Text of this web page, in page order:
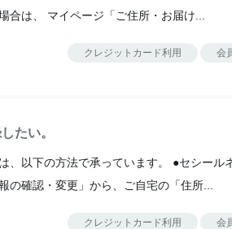
合は、 マイページ「ご住所・お届け...
クレジットカード利用 会
たい。
、以下の方法で承っています。 ●セシール
の確認・変更」から、ご自宅の「住所...
クレジットカード利用 会